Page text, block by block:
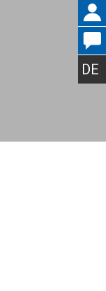
DE